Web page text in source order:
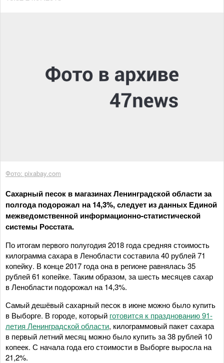
Фото: pixabay.com
Сахарный песок в магазинах Ленинградской области за
полгода подорожал на 14,3%, следует из данных Единой
межведомственной информационно-статистической
системы Росстата.
По итогам первого полугодия 2018 года средняя стоимость
килограмма сахара в Ленобласти составила 40 рублей 71
копейку. В конце 2017 года она в регионе равнялась 35
рублей 61 копейке. Таким образом, за шесть месяцев сахар
в Ленобласти подорожал на 14,3%.
Самый дешёвый сахарный песок в июне можно было купить
в Выборге. В городе, который готовится к празднованию 91-
летия Ленинградской области, килограммовый пакет сахара
в первый летний месяц можно было купить за 38 рублей 10
копеек. С начала года его стоимости в Выборге выросла на
21,2%.